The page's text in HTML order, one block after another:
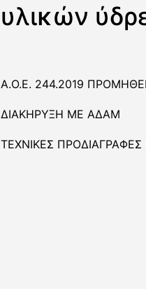
υλικών
Α.Ο.Ε. 244.2019
ΔΙΑΚΗΡΥΞΗ ΜΕ ΑΔΑΜ
ΤΕΧΝΙΚΕΣ ΠΡΟΔΙΑΓΡΑΦΕΣ